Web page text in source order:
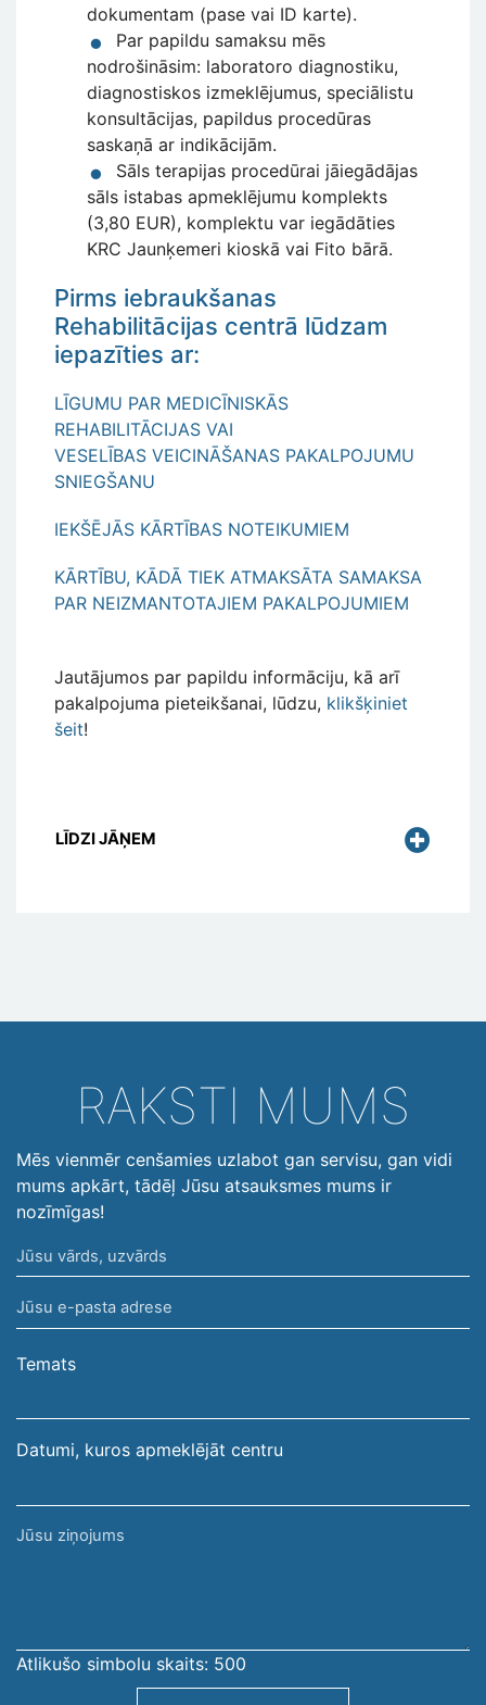
dokumentam (pase vai ID karte).
Par papildu samaksu mēs
nodrošināsim: laboratoro diagnostiku,
diagnostiskos izmeklējumus, speciālistu
konsultācijas, papildus procedūras
saskaņā ar indikācijām.
Sāls terapijas procedūrai jāiegādājas
sāls istabas apmeklējumu komplekts
(3,80 EUR), komplektu var iegādāties
KRC Jaunķemeri kioskā vai Fito bārā.
Pirms iebraukšanas
Rehabilitācijas centrā lūdzam
iepazīties ar:
LĪGUMU PAR MEDICĪNISKĀS
REHABILITĀCIJAS VAI
VESELĪBAS VEICINĀŠANAS PAKALPOJUMU
SNIEGŠANU
IEKŠĒJĀS KĀRTĪBAS NOTEIKUMIEM
KĀRTĪBU, KĀDĀ TIEK ATMAKSĀTA SAMAKSA
PAR NEIZMANTOTAJIEM PAKALPOJUMIEM
Jautājumos par papildu informāciju, kā arī
pakalpojuma pieteikšanai, lūdzu, klikšķiniet
šeit!
LĪDZI JĀŅEM
RAKSTI MUMS
Mēs vienmēr cenšamies uzlabot gan servisu, gan vidi
mums apkārt, tādēļ Jūsu atsauksmes mums ir
nozīmīgas!
Jūsu
vārds,
uzvārds
Jūsu
e-
pasta
Temats
Datumi, kuros apmeklējāt centru
Jūsu
Atlikušo simbolu skaits: 500